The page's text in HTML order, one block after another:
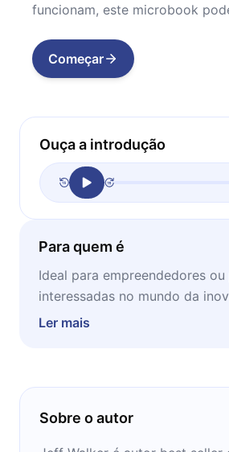
funcionam, este microbook
Começar
Ouça a introdução
Para quem é
Ideal para empreendedores ou
interessadas no mundo da
microbook é recomendado
Ler mais
Sobre o autor